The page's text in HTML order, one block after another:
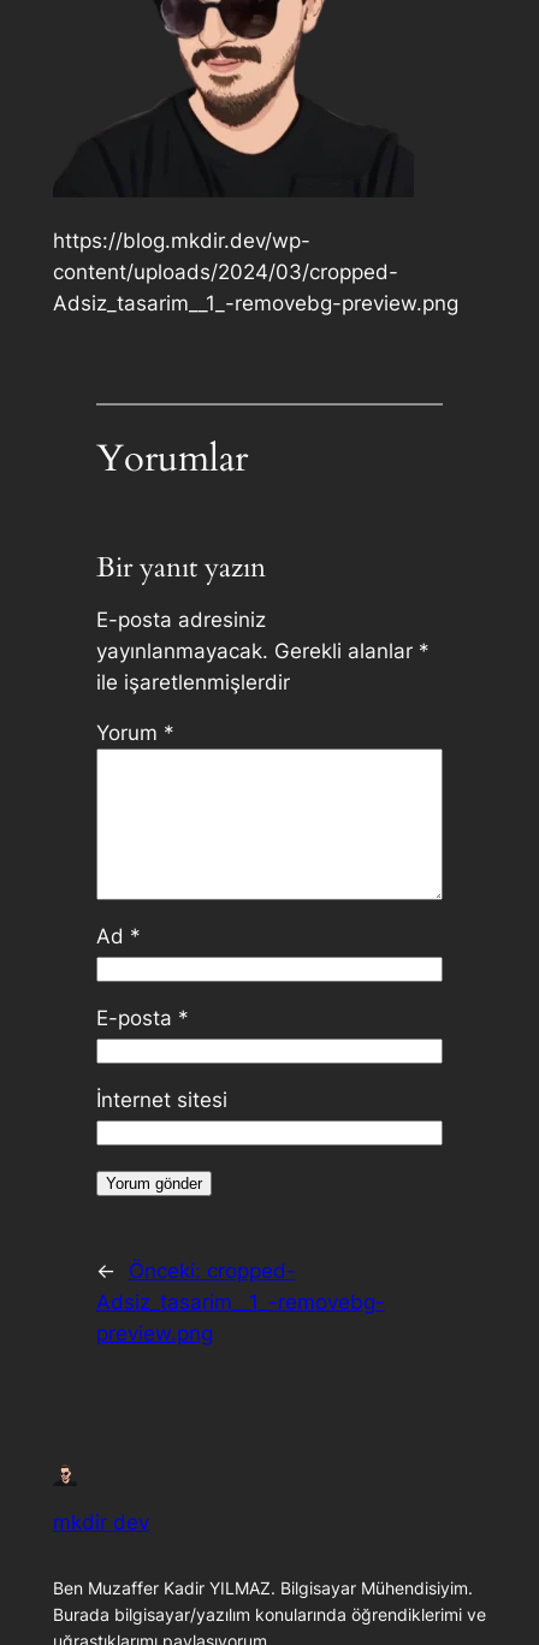
https://blog.mkdir.dev/wp-
content/uploads/2024/03/cropped-
Adsiz_tasarim__1_-removebg-preview.png
Yorumlar
Bir yanıt yazın
E-posta adresiniz
yayınlanmayacak. Gerekli alanlar *
ile işaretlenmişlerdir
Yorum *
Ad *
E-posta *
İnternet sitesi
← Önceki: cropped-
Adsiz_tasarim__1_-removebg-
preview.png
mkdir dev
Ben Muzaffer Kadir YILMAZ. Bilgisayar Mühendisiyim.
Burada bilgisayar/yazılım konularında öğrendiklerimi ve